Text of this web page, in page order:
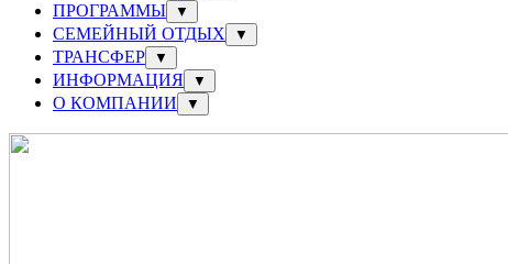
ПРОГРАММЫ ▼
СЕМЕЙНЫЙ ОТДЫХ ▼
ТРАНСФЕР ▼
ИНФОРМАЦИЯ ▼
О КОМПАНИИ ▼